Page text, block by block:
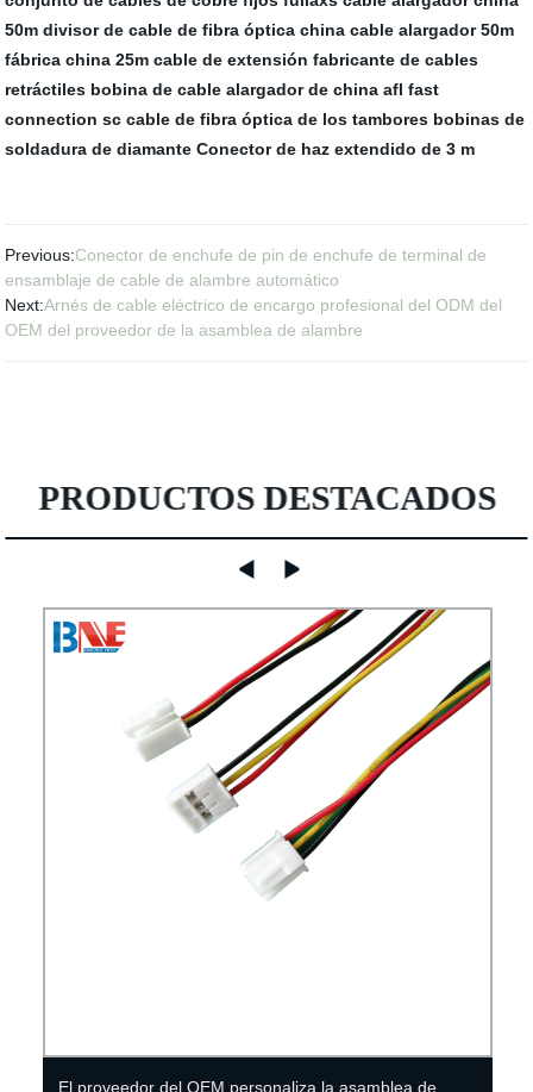
50m divisor de cable de fibra óptica china cable alargador 50m
fábrica china 25m cable de extensión fabricante de cables
retráctiles bobina de cable alargador de china afl fast
connection sc cable de fibra óptica de los tambores bobinas de
soldadura de diamante Conector de haz extendido de 3 m
Previous:Conector de enchufe de pin de enchufe de terminal de
ensamblaje de cable de alambre automático
Next:Arnés de cable eléctrico de encargo profesional del ODM del
OEM del proveedor de la asamblea de alambre
PRODUCTOS DESTACADOS
El proveedor del OEM personaliza la asamblea de